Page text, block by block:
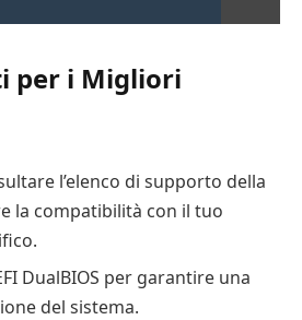
per i Migliori
l’elenco di supporto della
la compatibilità con il tuo
DualBIOS per garantire una
del sistema.